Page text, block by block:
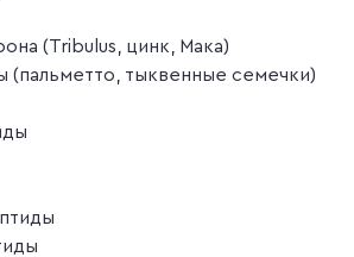
(Tribulus, цинк, Мака)
(пальметто, тыквенные семечки)